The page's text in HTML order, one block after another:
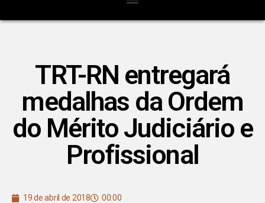
TRT-RN entregará
medalhas da Ordem
do Mérito Judiciário e
Profissional
19 de abril de 2018 00:00